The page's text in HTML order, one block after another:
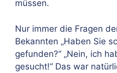
müssen.
Nur immer die Fragen
Bekannten „Haben Sie
gefunden?“ „Nein, ich
gesucht!“ Das war